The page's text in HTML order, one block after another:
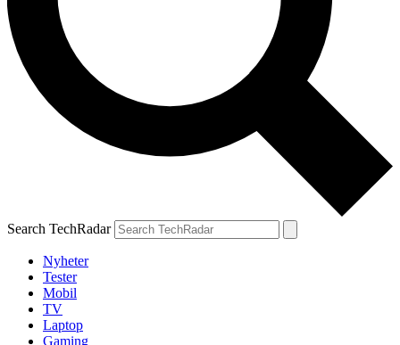
Search TechRadar
Nyheter
Tester
Mobil
TV
Laptop
Gaming